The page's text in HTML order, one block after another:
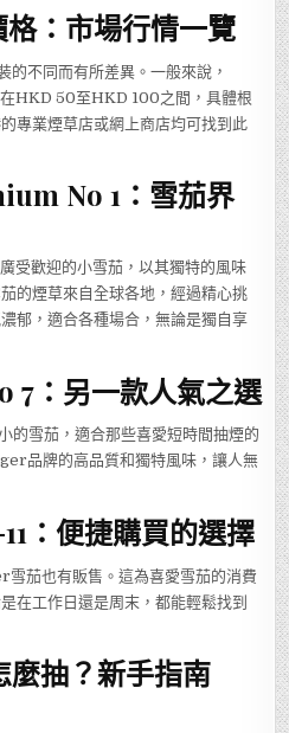
格：市場行情一覽
不同而有所差異。一般來說，
HKD 50至HKD 100之間，具體根
專業煙草店或網上商店均可找到此
No 1：雪茄界
歡迎的小雪茄，以其獨特的風味
的煙草來自全球各地，經過精心挑
郁，適合各種場合，無論是獨自享
：另一款人氣之選
雪茄，適合那些喜愛短時間抽煙的
品牌的高品質和獨特風味，讓人無
：便捷購買的選擇
茄也有販售。這為喜愛雪茄的消費
在工作日還是周末，都能輕鬆找到
抽？新手指南